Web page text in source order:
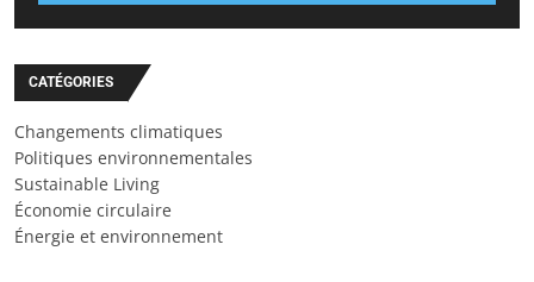
CATÉGORIES
Changements climatiques
Politiques environnementales
Sustainable Living
Économie circulaire
Énergie et environnement